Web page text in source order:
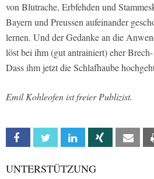
von Blutrache, Erbfehden und
Bayern und Preussen aufeinander
lernen. Und der Gedanke an die
löst bei ihm (gut antrainiert) eher
Dass ihm jetzt die Schlafhaube
Emil Kohleofen ist freier Publizist.
Facebook Twitter Linkedin Xing
UNTERSTÜTZUNG